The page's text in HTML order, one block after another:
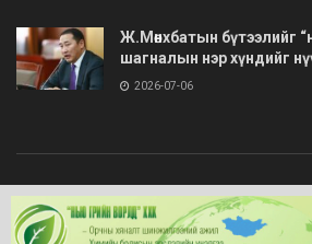
Ж.Мөнхбатын бүтээлийг
шагналын нэр хүндийг
2026-07-06
© 2020 Barimt.com- Зохиогчийн эрх хуулиар
ONLINE MEDIA LLC.